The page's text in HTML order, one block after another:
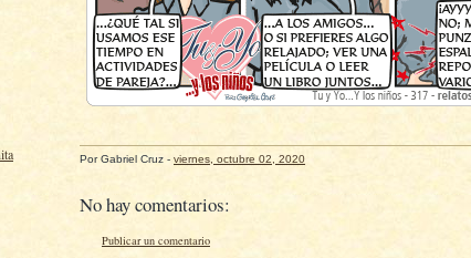
PorGabriel Cruz - viernes, octubre 02, 2020
No hay comentarios:
Publicar un comentario